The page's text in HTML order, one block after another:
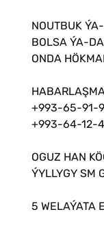
️NOUTBUK
BOLSA ÝA-
ONDA
️+993-65-91-
️+993-64-12-
OGUZ HAN
ÝYLLYGY SM
5 WELAÝATA